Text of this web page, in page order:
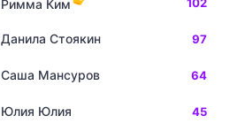
Римма Ким
Данила Стоякин 97
Саша Мансуров 64
Юлия Юлия 45